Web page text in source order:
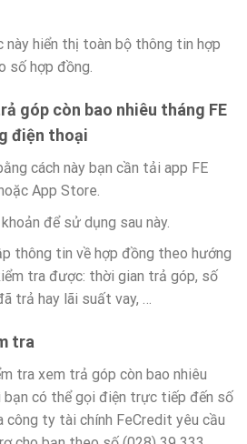
này hiển thị toàn bộ thông tin hợp
số hợp đồng.
góp còn bao nhiêu tháng FE
điện thoại
cách này bạn cần tải app FE
App Store.
để sử dụng sau này.
thông tin về hợp đồng theo hướng
tra được: thời gian trả góp, số
trả hay lãi suất vay, …
tra
tra xem trả góp còn bao nhiêu
có thể gọi điện trực tiếp đến số
công ty tài chính FeCredit yêu cầu